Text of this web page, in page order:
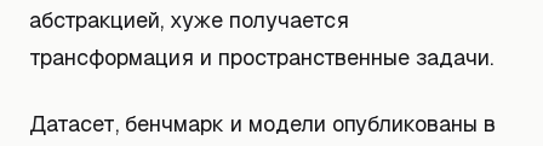
абстракцией, хуже получается
трансформация и пространственные задачи.
Датасет, бенчмарк и модели опубликованы в